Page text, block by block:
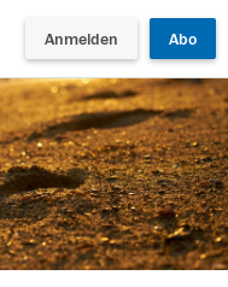
Anmelden Abo